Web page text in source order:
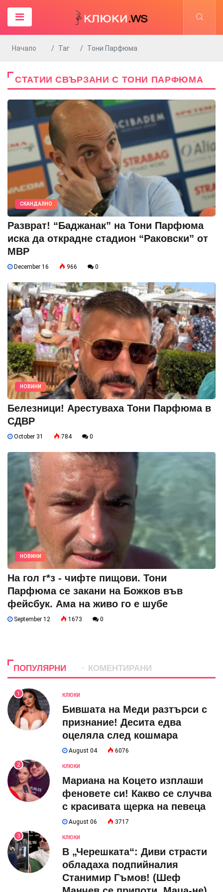
Начало Таг Тони Парфюма
СТАТИИ СВЪРЗАНИ С ТОНИ ПАРФЮМА
СКАНДАЛНО
Разврат! “Баджанак” на Тони Парфюма
иска да открадне стадион “Раковски” от
МВР
December 16 966 0
НОВИНИ
Белезници! Арестуваха Тони Парфюма в
СДВР
October 31 784 0
НОВИНИ
На гол г*з - чифте пищови. Тони
Парфюма се закани на Божков във
фейсбук. Ама на живо го е шубе
September 12 1673 0
ПОПУЛЯРНИ КОМЕНТИРАНИ
1 КЛЮКИ
Бившата на Меди разтърси с
признание! Десита едва
оцеляла след кошмара
August 04 6076
2 КЛЮКИ
Мариана на Коцето изплаши
феновете си! Какво се случва
с красивата щерка на певеца
August 06 3717
3 КЛЮКИ
В „Черешката“: Диви страсти
обладаха подпийналия
Станимир Гъмов! (Шеф